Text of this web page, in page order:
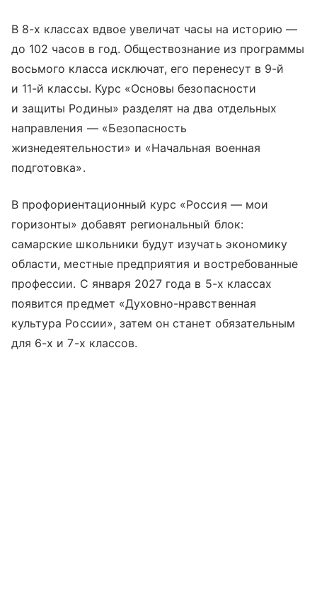
В 8-х классах вдвое увеличат часы на историю —
до 102 часов в год. Обществознание из программы
восьмого класса исключат, его перенесут в 9-й
и 11-й классы. Курс «Основы безопасности
и защиты Родины» разделят на два отдельных
направления — «Безопасность
жизнедеятельности» и «Начальная военная
подготовка».
В профориентационный курс «Россия — мои
горизонты» добавят региональный блок:
самарские школьники будут изучать экономику
области, местные предприятия и востребованные
профессии. С января 2027 года в 5-х классах
появится предмет «Духовно-нравственная
культура России», затем он станет обязательным
для 6-х и 7-х классов.